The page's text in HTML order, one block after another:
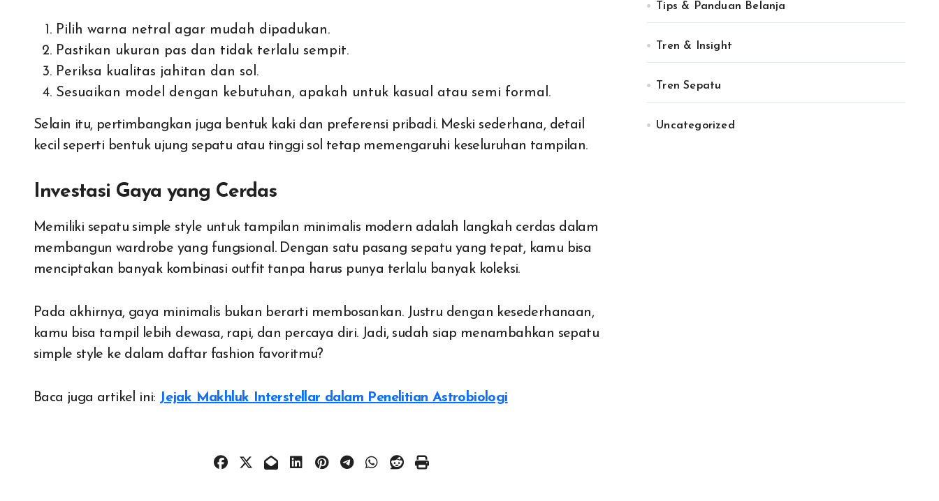
Pilih warna netral agar mudah dipadukan.
Pastikan ukuran pas dan tidak terlalu sempit.
Periksa kualitas jahitan dan sol.
Sesuaikan model dengan kebutuhan, apakah untuk kasual atau semi formal.
Selain itu, pertimbangkan juga bentuk kaki dan preferensi pribadi. Meski sederhana, detail
kecil seperti bentuk ujung sepatu atau tinggi sol tetap memengaruhi keseluruhan tampilan.
Investasi Gaya yang Cerdas
Memiliki sepatu simple style untuk tampilan minimalis modern adalah langkah cerdas dalam
membangun wardrobe yang fungsional. Dengan satu pasang sepatu yang tepat, kamu bisa
menciptakan banyak kombinasi outfit tanpa harus punya terlalu banyak koleksi.
Pada akhirnya, gaya minimalis bukan berarti membosankan. Justru dengan kesederhanaan,
kamu bisa tampil lebih dewasa, rapi, dan percaya diri. Jadi, sudah siap menambahkan sepatu
simple style ke dalam daftar fashion favoritmu?
Baca juga artikel ini: Jejak Makhluk Interstellar dalam Penelitian Astrobiologi
Tips & Panduan Belanja
Tren & Insight
Tren Sepatu
Uncategorized